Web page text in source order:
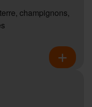
champignons,